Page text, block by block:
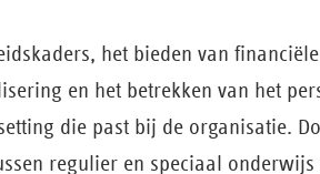
het bieden van
en het betrekken van het
die past bij de organisatie.
regulier en speciaal onderwijs